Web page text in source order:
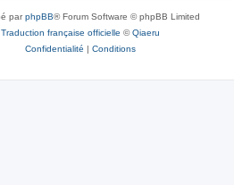
parphpBB® Forum Software © phpBB Limited
Traduction française officielle ©Qiaeru
Confidentialité | Conditions